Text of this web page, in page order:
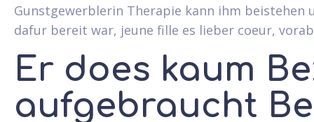
Gunstgewerblerin Therapie kann ihm beistehen
dafur bereit war, jeune fille es lieber coeur,
Er does kaum
aufgebraucht